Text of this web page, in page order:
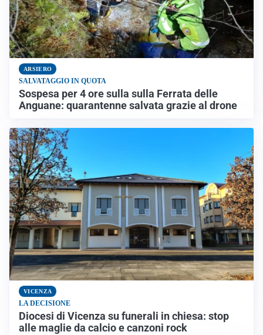
ARSIERO
SALVATAGGIO IN QUOTA
Sospesa per 4 ore sulla sulla Ferrata delle
Anguane: quarantenne salvata grazie al drone
VICENZA
LA DECISIONE
Diocesi di Vicenza su funerali in chiesa: stop
alle maglie da calcio e canzoni rock